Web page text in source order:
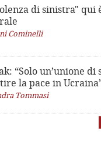
di sinistra" qui
Cominelli
“Solo un’unione di
la pace in
Tommasi